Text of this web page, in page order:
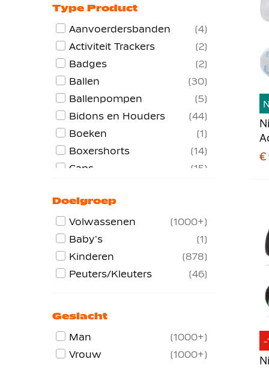
€
-
Type Product
Aanvoerdersbanden
4
Activiteit Trackers
2
Badges
2
Ballen
30
Ballenpompen
5
Bidons en Houders
44
Boeken
1
Boxershorts
14
Caps
15
Haarbanden
Handdoeken
3
Handschoenen
19
Hesjes
7
Hipsters
2
Jassen
84
Keepershandschoenen
13
Doelgroep
Volwassenen
1000+
Baby's
1
Kinderen
878
Peuters/Kleuters
46
Geslacht
Man
1000+
Vrouw
1000+